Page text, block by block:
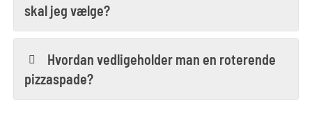
skal jeg vælge?
Hvordan vedligeholder man en roterende
pizzaspade?